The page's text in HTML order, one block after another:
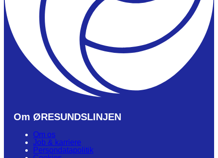
Om ØRESUNDSLINJEN
Om os
Job & karriere
Persondatapolitik